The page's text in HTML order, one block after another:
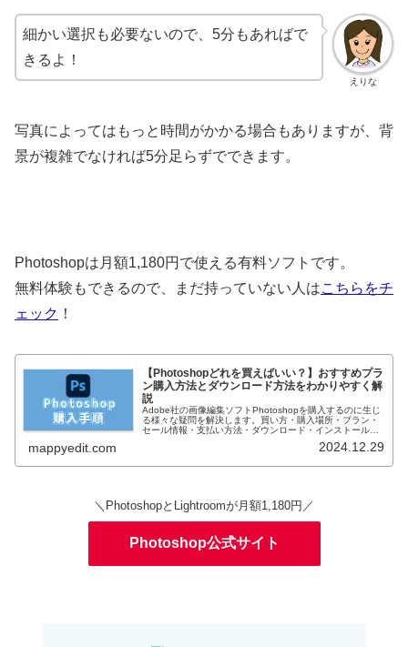
えりな
細かい選択も必要ないので、5分もあればで
きるよ！
写真によってはもっと時間がかかる場合もありますが、背
景が複雑でなければ5分足らずでできます。
Photoshopは月額1,180円で使える有料ソフトです。
無料体験もできるので、まだ持っていない人はこちらをチ
ェック ！
【Photoshopどれを買えばいい？】おすすめプラ
ン購入方法とダウンロード方法をわかりやすく解
説
Adobe社の画像編集ソフトPhotoshopを購入するのに生じ
る様々な疑問を解決します。買い方・購入場所・プラン・
セール情報・支払い方法・ダウンロード・インストール方
mappyedit.com 2024.12.29
＼PhotoshopとLightroomが月額1,180円／
Photoshop公式サイト